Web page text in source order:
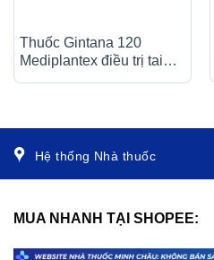
Thuốc Gintana 120
Mediplantex điều trị tai
biến mạch máu não, thiểu
Hệ thống Nhà thuốc
MUA NHANH TẠI SHOPEE: